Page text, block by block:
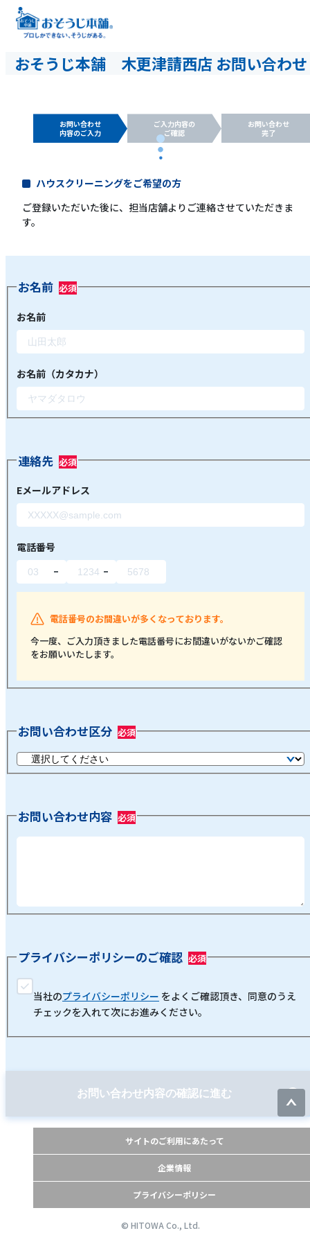
おそうじ本舗 木更津請西店 お問い合わせ
お問い合わせ
内容のご入力
ご入力内容の
ご確認
お問い合わせ
完了
ハウスクリーニングをご希望の方
ご登録いただいた後に、担当店舗よりご連絡させていただきま
す。
お名前
お名前
お名前（カタカナ）
連絡先
Eメールアドレス
電話番号
電話番号のお間違いが多くなっております。
今一度、ご入力頂きました電話番号にお間違いがないかご確認
をお願いいたします。
お問い合わせ区分
お問い合わせ内容
プライバシーポリシーのご確認
当社のプライバシーポリシー をよくご確認頂き、同意のうえ
チェックを入れて次にお進みください。
お問い合わせ内容の確認に進む
サイトのご利用にあたって
企業情報
プライバシーポリシー
© HITOWA Co., Ltd.